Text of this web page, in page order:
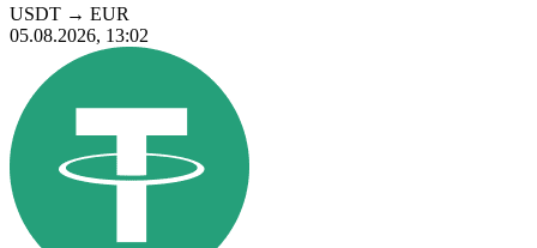
USDT → EUR
05.08.2026, 13:02